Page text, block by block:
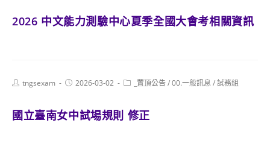
2026 中文能力測驗中心夏季全國大會考相關資訊
Posttngsexam
Post2026-03-02
Post _置頂公告/00.一般訊息 /試務組
國立臺南女中試場規則 修正